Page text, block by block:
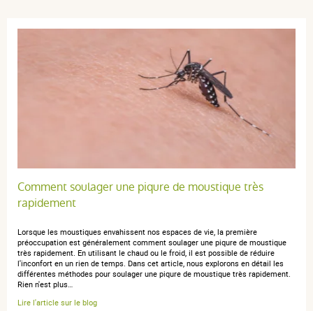
Trier l'affichage des avis
publié le 30 juin 2025 suite à une commande du 05 juin
Efficace
Comment soulager une piqure de moustique très
rapidement
Lorsque les moustiques envahissent nos espaces de vie, la première
préoccupation est généralement comment soulager une piqure de moustique
très rapidement. En utilisant le chaud ou le froid, il est possible de réduire
l'inconfort en un rien de temps. Dans cet article, nous explorons en détail les
différentes méthodes pour soulager une piqure de moustique très rapidement.
Rien n'est plus…
Lire l'article sur le blog